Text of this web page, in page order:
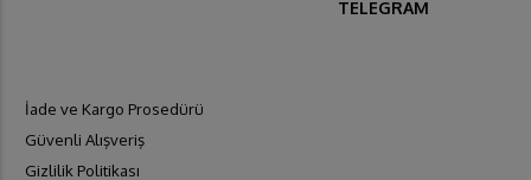
TELEGRAM
İade ve Kargo Prosedürü
Güvenli Alışveriş
Gizlilik Politikası